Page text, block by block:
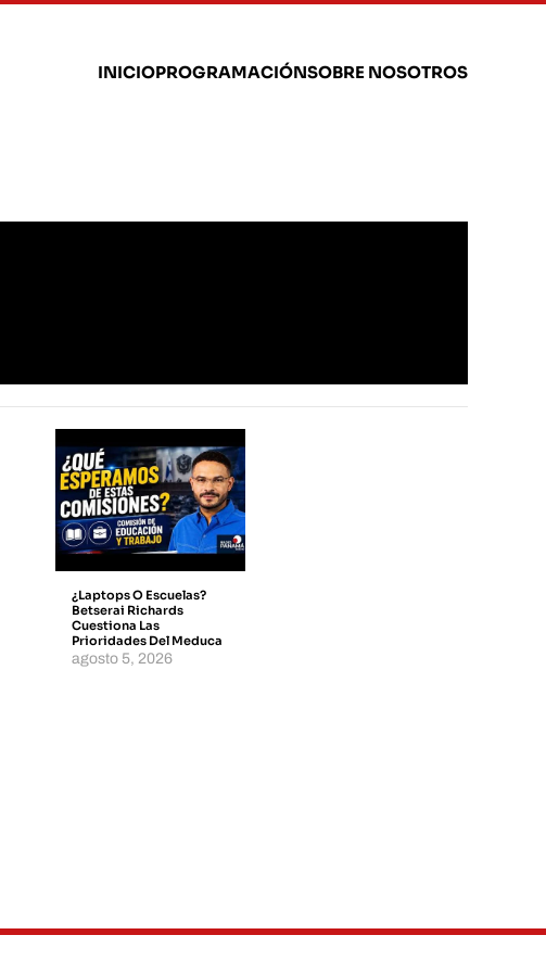
INICIOPROGRAMACIÓNSOBRE NOSOTROS
¿Laptops O Escuelas?
Betserai Richards
Cuestiona Las
Prioridades Del Meduca
agosto 5, 2026